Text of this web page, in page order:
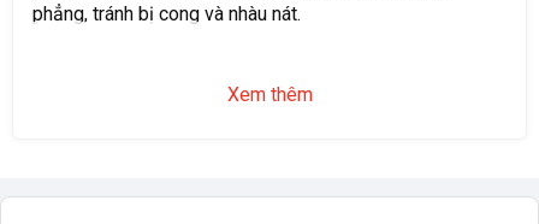
phẳng, tránh bị cong và nhàu nát.
Xem thêm